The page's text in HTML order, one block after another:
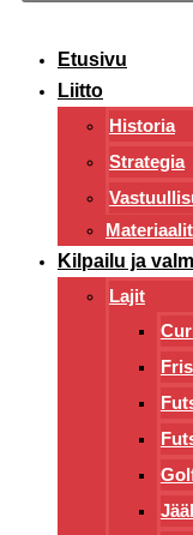
Etusivu
Liitto
Historia
Strategia
Materiaalit
Kilpailu ja
Lajit